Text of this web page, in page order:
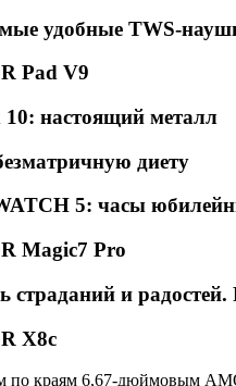
удобные TWS-
Pad V9
настоящий металл
диету
5: часы
Magic7 Pro
и радостей.
X8c
по краям 6,67-дюймовым